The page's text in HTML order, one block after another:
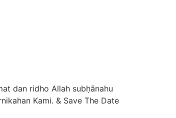
Kami. & Save The Date